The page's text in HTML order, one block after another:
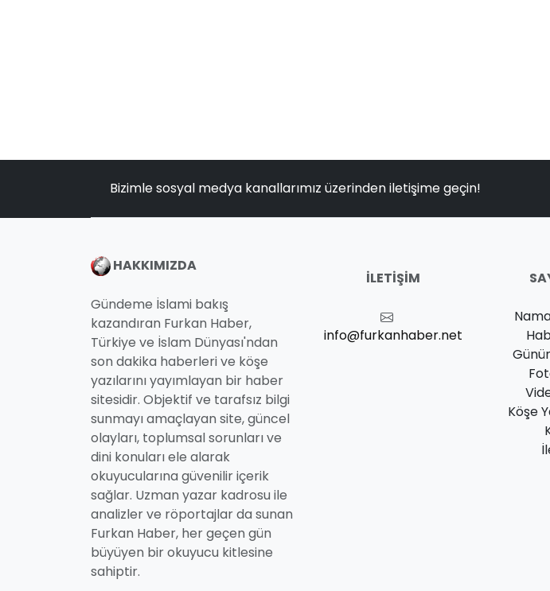
Bizimle sosyal medya kanallarımız üzerinden iletişime geçin!
HAKKIMIZDA
Gündeme İslami bakış
kazandıran Furkan Haber,
Türkiye ve İslam Dünyası'ndan
son dakika haberleri ve köşe
yazılarını yayımlayan bir haber
sitesidir. Objektif ve tarafsız bilgi
sunmayı amaçlayan site, güncel
olayları, toplumsal sorunları ve
dini konuları ele alarak
okuyucularına güvenilir içerik
sağlar. Uzman yazar kadrosu ile
analizler ve röportajlar da sunan
Furkan Haber, her geçen gün
büyüyen bir okuyucu kitlesine
sahiptir.
İLETIŞIM
info@furkanhaber.net
Köşe